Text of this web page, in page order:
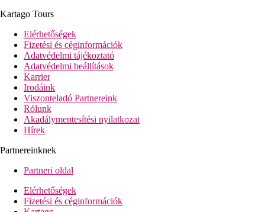
Kartago Tours
Elérhetőségek
Fizetési és céginformációk
Adatvédelmi tájékoztató
Adatvédelmi beállítások
Karrier
Irodáink
Viszonteladó Partnereink
Rólunk
Akadálymentesítési nyilatkozat
Hírek
Partnereinknek
Partneri oldal
Elérhetőségek
Fizetési és céginformációk